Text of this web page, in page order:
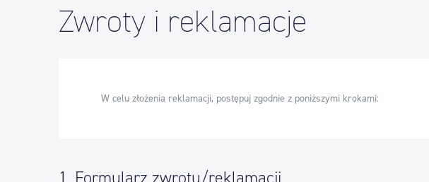
Zwroty i reklamacje
W celu złożenia reklamacji, postępuj zgodnie z poniższymi krokami: